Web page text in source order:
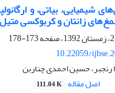
شیمیایی، بیاتی، و
زانتان و کربوکسی
173-178
10.22059/
رنجبر، حسین احمدی چناربن
اصل مقاله 111.04 K